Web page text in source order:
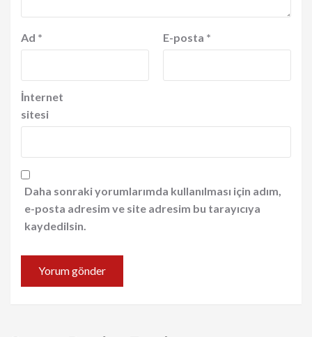
Ad * E-posta *
İnternet
sitesi
Daha sonraki yorumlarımda kullanılması için adım,
e-posta adresim ve site adresim bu tarayıcıya
kaydedilsin.